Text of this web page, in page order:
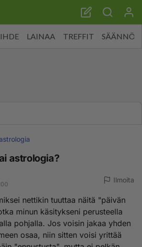
LAINAA TREFFIT SÄÄNNÖT
astrologia?
Ilmoita
nettikin tuuttaa näitä "päivän
minun käsitykseni perusteella
pohjalla. Jos voisin jakaa yhden
osaa, niin sitten voisi yrittää